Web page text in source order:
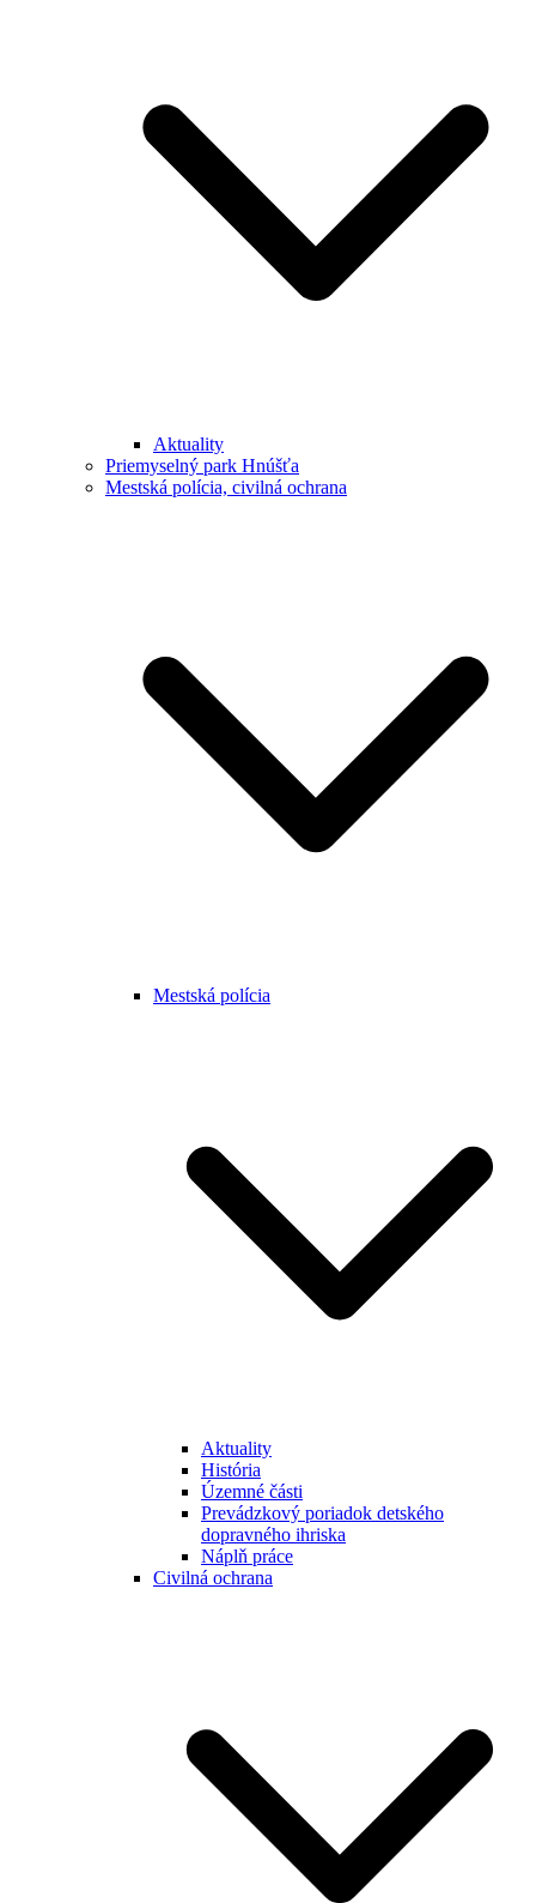
Aktuality
Priemyselný park Hnúšťa
Mestská polícia, civilná ochrana
Mestská polícia
Aktuality
História
Územné části
Prevádzkový poriadok detského
dopravného ihriska
Náplň práce
Civilná ochrana